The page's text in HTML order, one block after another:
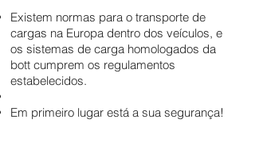
Existem normas para o transporte de
cargas na Europa dentro dos veículos, e
os sistemas de carga homologados da
bott cumprem os regulamentos
estabelecidos.
Em primeiro lugar está a sua segurança!